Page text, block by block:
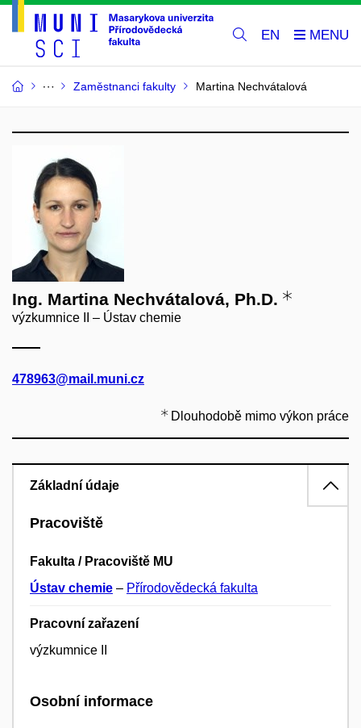
EN
Zaměstnanci fakulty Martina Nechvátalová
Ing. Martina Nechvátalová, Ph.D.
výzkumnice II – Ústav chemie
478963@mail.muni.cz
Dlouhodobě mimo výkon práce
Základní údaje
Pracoviště
Fakulta / Pracoviště MU
Ústav chemie – Přírodovědecká fakulta
Pracovní zařazení
výzkumnice II
Osobní informace